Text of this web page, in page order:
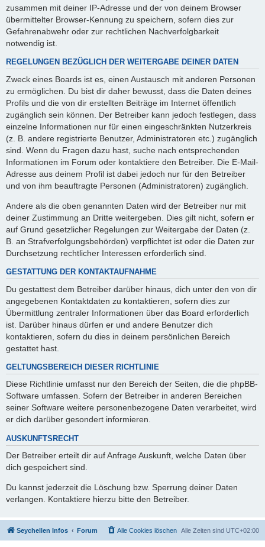
zusammen mit deiner IP-Adresse und der von deinem Browser
übermittelter Browser-Kennung zu speichern, sofern dies zur
Gefahrenabwehr oder zur rechtlichen Nachverfolgbarkeit
notwendig ist.
REGELUNGEN BEZÜGLICH DER WEITERGABE DEINER DATEN
Zweck eines Boards ist es, einen Austausch mit anderen Personen
zu ermöglichen. Du bist dir daher bewusst, dass die Daten deines
Profils und die von dir erstellten Beiträge im Internet öffentlich
zugänglich sein können. Der Betreiber kann jedoch festlegen, dass
einzelne Informationen nur für einen eingeschränkten Nutzerkreis
(z. B. andere registrierte Benutzer, Administratoren etc.) zugänglich
sind. Wenn du Fragen dazu hast, suche nach entsprechenden
Informationen im Forum oder kontaktiere den Betreiber. Die E-Mail-
Adresse aus deinem Profil ist dabei jedoch nur für den Betreiber
und von ihm beauftragte Personen (Administratoren) zugänglich.
Andere als die oben genannten Daten wird der Betreiber nur mit
deiner Zustimmung an Dritte weitergeben. Dies gilt nicht, sofern er
auf Grund gesetzlicher Regelungen zur Weitergabe der Daten (z.
B. an Strafverfolgungsbehörden) verpflichtet ist oder die Daten zur
Durchsetzung rechtlicher Interessen erforderlich sind.
GESTATTUNG DER KONTAKTAUFNAHME
Du gestattest dem Betreiber darüber hinaus, dich unter den von dir
angegebenen Kontaktdaten zu kontaktieren, sofern dies zur
Übermittlung zentraler Informationen über das Board erforderlich
ist. Darüber hinaus dürfen er und andere Benutzer dich
kontaktieren, sofern du dies in deinem persönlichen Bereich
gestattet hast.
GELTUNGSBEREICH DIESER RICHTLINIE
Diese Richtlinie umfasst nur den Bereich der Seiten, die die phpBB-
Software umfassen. Sofern der Betreiber in anderen Bereichen
seiner Software weitere personenbezogene Daten verarbeitet, wird
er dich darüber gesondert informieren.
AUSKUNFTSRECHT
Der Betreiber erteilt dir auf Anfrage Auskunft, welche Daten über
dich gespeichert sind.
Du kannst jederzeit die Löschung bzw. Sperrung deiner Daten
verlangen. Kontaktiere hierzu bitte den Betreiber.
Seychellen Infos Forum Alle Zeiten sind UTC+02:00
Alle Cookies löschen